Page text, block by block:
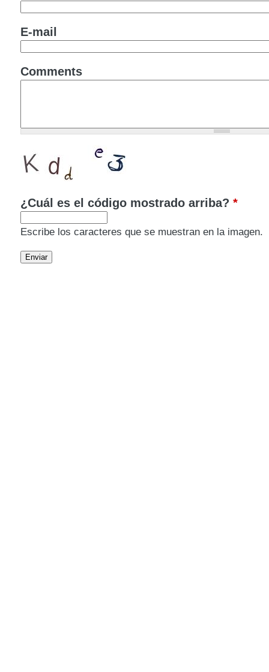
E-mail
Comments
¿Cuál es el código mostrado arriba? *
Escribe los caracteres que se muestran en la imagen.